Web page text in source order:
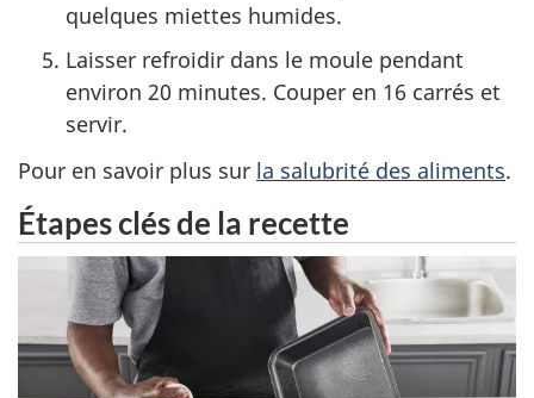
quelques miettes humides.
Laisser refroidir dans le moule pendant
environ 20 minutes. Couper en 16 carrés et
servir.
Pour en savoir plus sur la salubrité des aliments.
Étapes clés de la recette